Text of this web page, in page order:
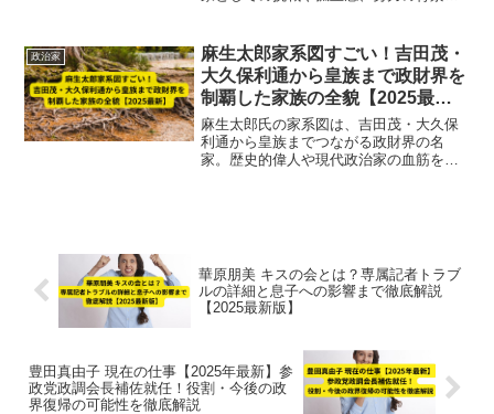
政治家
麻生太郎家系図すごい！吉田茂・
大久保利通から皇族まで政財界を
制覇した家族の全貌【2025最
新】
麻生太郎氏の家系図は、吉田茂・大久保
利通から皇族までつながる政財界の名
家。歴史的偉人や現代政治家の血筋を徹
華原朋美 キスの会とは？専属記者トラブ
ルの詳細と息子への影響まで徹底解説
【2025最新版】
豊田真由子 現在の仕事【2025年最新】参
政党政調会長補佐就任！役割・今後の政
界復帰の可能性を徹底解説